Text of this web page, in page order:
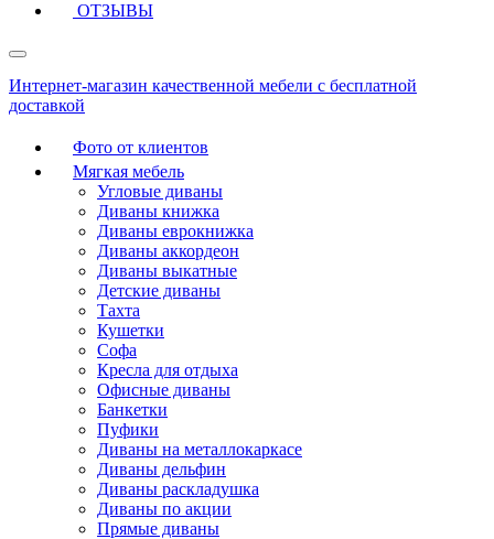
ОТЗЫВЫ
Интернет-магазин качественной мебели с бесплатной
доставкой
Фото от клиентов
Мягкая мебель
Угловые диваны
Диваны книжка
Диваны еврокнижка
Диваны аккордеон
Диваны выкатные
Детские диваны
Тахта
Кушетки
Софа
Кресла для отдыха
Офисные диваны
Банкетки
Пуфики
Диваны на металлокаркасе
Диваны дельфин
Диваны раскладушка
Диваны по акции
Прямые диваны